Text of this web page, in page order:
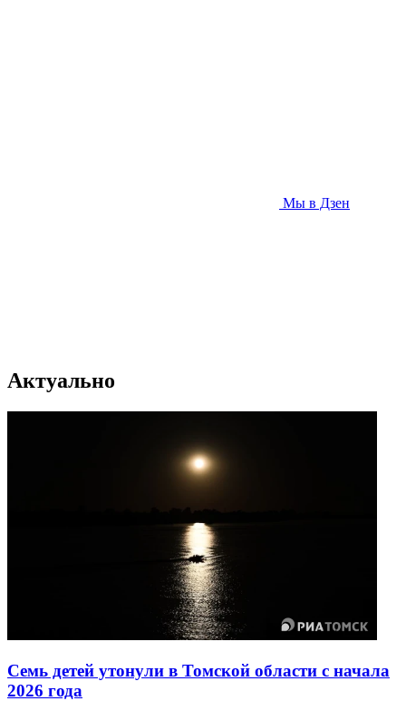
Мы в Дзен
Актуально
Семь детей утонули в Томской области с начала
2026 года